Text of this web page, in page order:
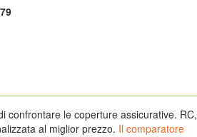
confrontare le coperture assicurative. RC,
al miglior prezzo. Il comparatore